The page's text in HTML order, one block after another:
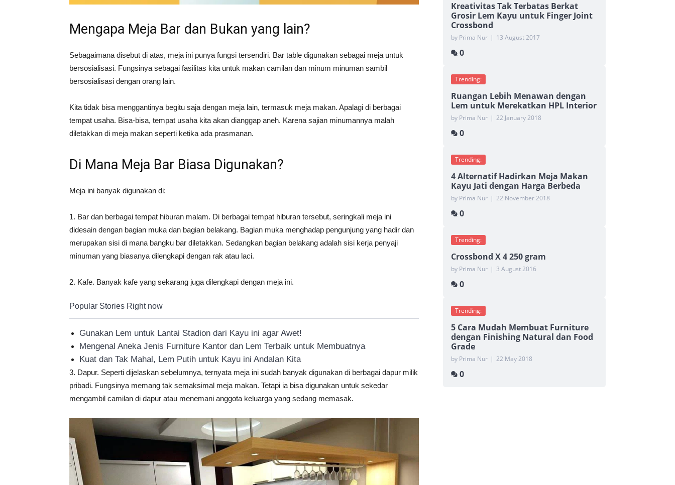
Mengapa Meja Bar dan Bukan yang lain?
Sebagaimana disebut di atas, meja ini punya fungsi tersendiri. Bar table digunakan sebagai meja untuk
bersosialisasi. Fungsinya sebagai fasilitas kita untuk makan camilan dan minum minuman sambil
bersosialisasi dengan orang lain.
Kita tidak bisa menggantinya begitu saja dengan meja lain, termasuk meja makan. Apalagi di berbagai
tempat usaha. Bisa-bisa, tempat usaha kita akan dianggap aneh. Karena sajian minumannya malah
diletakkan di meja makan seperti ketika ada prasmanan.
Di Mana Meja Bar Biasa Digunakan?
Meja ini banyak digunakan di:
1. Bar dan berbagai tempat hiburan malam. Di berbagai tempat hiburan tersebut, seringkali meja ini
didesain dengan bagian muka dan bagian belakang. Bagian muka menghadap pengunjung yang hadir dan
merupakan sisi di mana bangku bar diletakkan. Sedangkan bagian belakang adalah sisi kerja penyaji
minuman yang biasanya dilengkapi dengan rak atau laci.
2. Kafe. Banyak kafe yang sekarang juga dilengkapi dengan meja ini.
Popular Stories Right now
Gunakan Lem untuk Lantai Stadion dari Kayu ini agar Awet!
Mengenal Aneka Jenis Furniture Kantor dan Lem Terbaik untuk Membuatnya
Kuat dan Tak Mahal, Lem Putih untuk Kayu ini Andalan Kita
3. Dapur. Seperti dijelaskan sebelumnya, ternyata meja ini sudah banyak digunakan di berbagai dapur milik
pribadi. Fungsinya memang tak semaksimal meja makan. Tetapi ia bisa digunakan untuk sekedar
mengambil camilan di dapur atau menemani anggota keluarga yang sedang memasak.
Kreativitas Tak Terbatas Berkat
Grosir Lem Kayu untuk Finger Joint
Crossbond
by Prima Nur | 13 August 2017
0
Trending:
Ruangan Lebih Menawan dengan
Lem untuk Merekatkan HPL Interior
by Prima Nur | 22 January 2018
0
Trending:
4 Alternatif Hadirkan Meja Makan
Kayu Jati dengan Harga Berbeda
by Prima Nur | 22 November 2018
0
Trending:
Crossbond X 4 250 gram
by Prima Nur | 3 August 2016
0
Trending:
5 Cara Mudah Membuat Furniture
dengan Finishing Natural dan Food
Grade
by Prima Nur | 22 May 2018
0